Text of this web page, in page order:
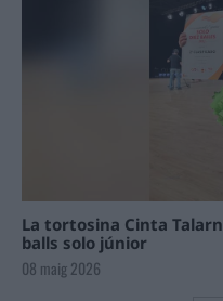
La tortosina Cinta
balls solo júnior
08 maig 2026